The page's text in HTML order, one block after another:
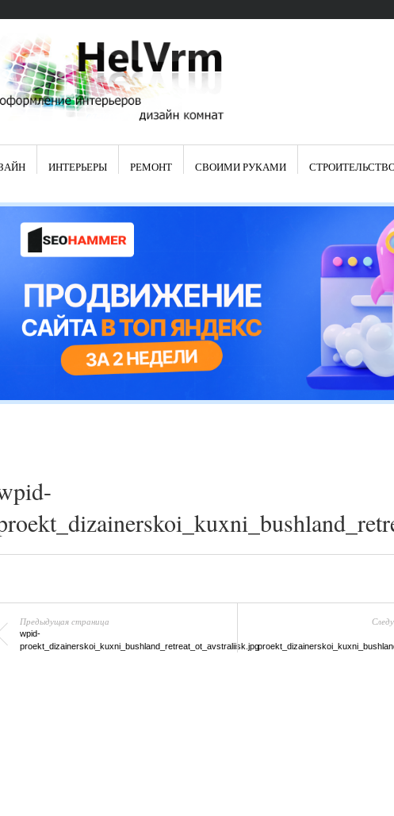
Свежие записи
Японские кухонные ножи:
Элитные кухни: стилевые
Элитная посуда для кухни –
Шкаф-пенал для кухни по
Электропроводка на кухне:
Что представляет собой
Школа ремонта кухни
Черно-белая кухня – дань моде
Электрические вытяжки для
Фасады для кухни своими
сотворят чудеса
Шьем шторы на кухню сами:
Чем отмыть жир на кухне –
Цветовая гамма кухни:
ИНТЕРЬЕРЫ РЕМОНТ СВОИМИ РУКАМИ
Предыдущая страница
wpid-
proekt_dizainerskoi_kuxni_bushland_retreat_ot_avstraliisk.jpg